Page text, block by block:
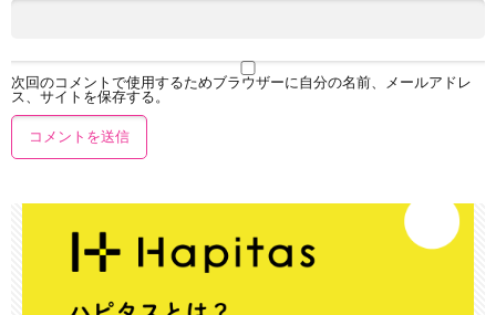
次回のコメントで使用するためブラウザーに自分の名前、メールアドレ
ス、サイトを保存する。